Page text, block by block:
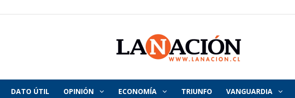
La
DATO ÚTIL OPINIÓN ECONOMÍA TRIUNFO VANGUARDIA